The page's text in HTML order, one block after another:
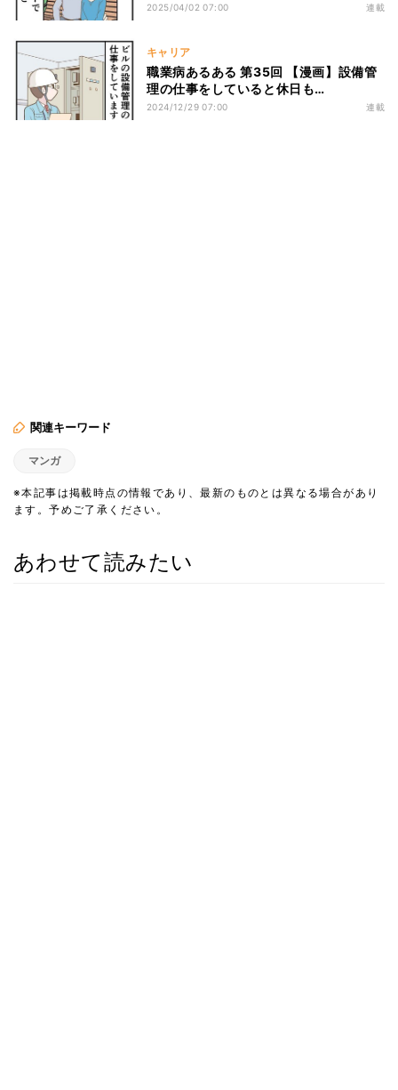
2025/04/02 07:00 連載
キャリア
職業病あるある 第35回 【漫画】設備管
理の仕事をしていると休日も…
2024/12/29 07:00 連載
関連キーワード
マンガ
※本記事は掲載時点の情報であり、最新のものとは異なる場合があり
ます。予めご了承ください。
あわせて読みたい